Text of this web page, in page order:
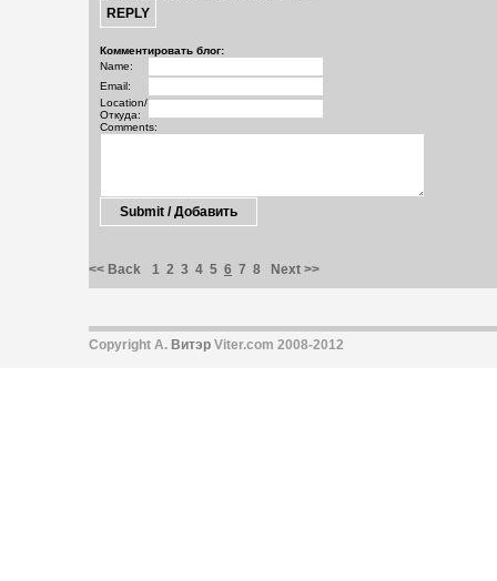
Комментировать блог:
Name:
Email:
Location/
Откуда:
Comments:
<< Back 1 2 3 4 5 6 7 8 Next >>
Copyright А. Витэр Viter.com 2008-2012